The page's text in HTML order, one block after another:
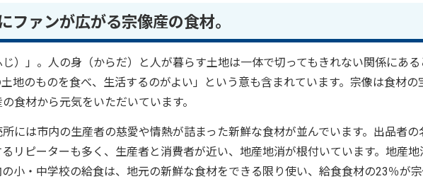
ファンが広がる宗像産の食材。
じ）」。人の身（からだ）と人が暮らす土地は一体で切ってもきれない関係にある
地のものを食べ、生活するのがよい」という意も含まれています。宗像は食材の
食材から元気をいただいています。
には市内の生産者の慈愛や情熱が詰まった新鮮な食材が並んでいます。出品者の
リピーターも多く、生産者と消費者が近い、地産地消が根付いています。地産地
小・中学校の給食は、地元の新鮮な食材をできる限り使い、給食食材の23％が